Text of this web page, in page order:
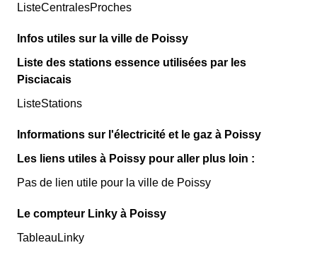
ListeCentralesProches
Infos utiles sur la ville de Poissy
Liste des stations essence utilisées par les
Pisciacais
ListeStations
Informations sur l'électricité et le gaz à Poissy
Les liens utiles à Poissy pour aller plus loin :
Pas de lien utile pour la ville de Poissy
Le compteur Linky à Poissy
TableauLinky